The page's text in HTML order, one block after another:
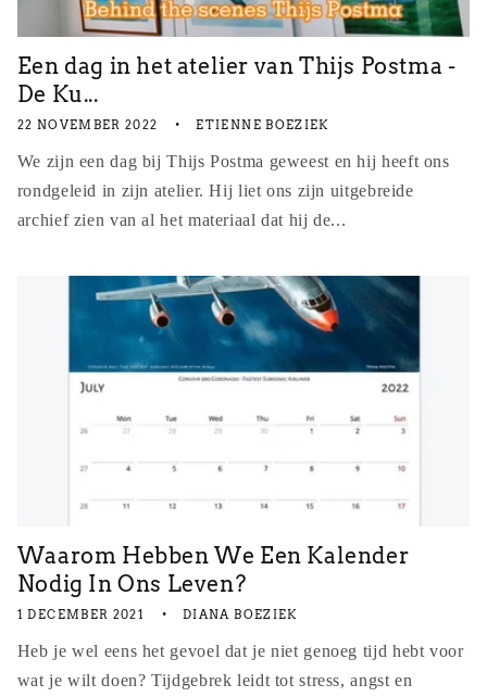
Een dag in het atelier van Thijs Postma -
De Ku...
22 NOVEMBER 2022 ETIENNE BOEZIEK
We zijn een dag bij Thijs Postma geweest en hij heeft ons
rondgeleid in zijn atelier. Hij liet ons zijn uitgebreide
archief zien van al het materiaal dat hij de...
Waarom Hebben We Een Kalender
Nodig In Ons Leven?
1 DECEMBER 2021 DIANA BOEZIEK
Heb je wel eens het gevoel dat je niet genoeg tijd hebt voor
wat je wilt doen? Tijdgebrek leidt tot stress, angst en